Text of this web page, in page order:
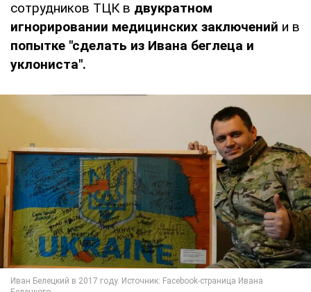
сотрудников ТЦК в двукратном
игнорировании медицинских заключений и в
попытке "сделать из Ивана беглеца и
уклониста".